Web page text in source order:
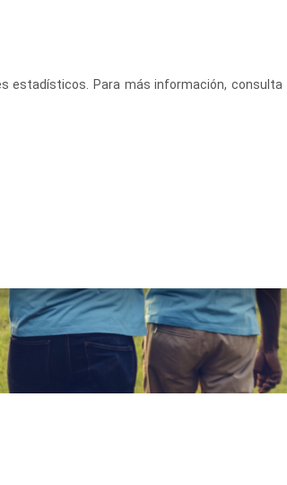
estadísticos. Para más información, consulta